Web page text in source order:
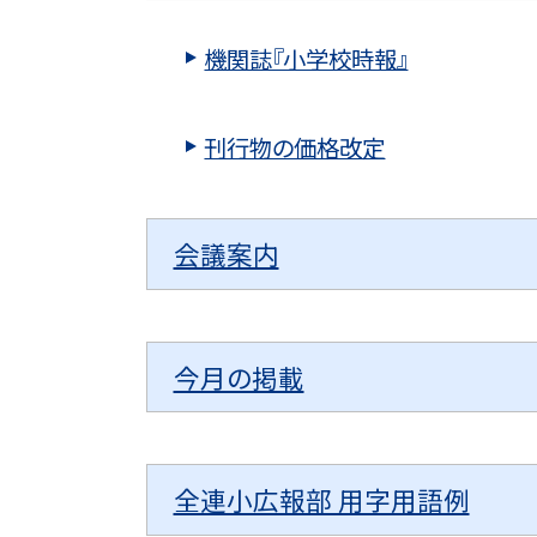
機関誌『小学校時報』
刊行物の価格改定
会議案内
今月の掲載
全連小広報部 用字用語例